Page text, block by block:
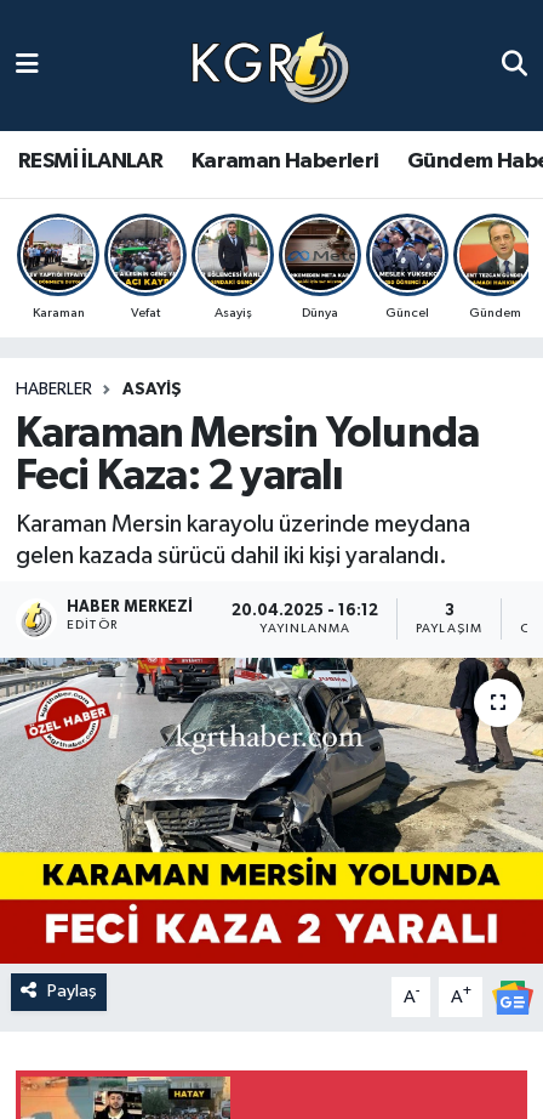
RESMİ İLANLAR Karaman Haberleri Gündem
Karaman Vefat Asayiş Dünya Güncel Gündem
HABERLER ASAYIŞ
Karaman Mersin Yolunda
Feci Kaza: 2 yaralı
Karaman Mersin karayolu üzerinde meydana
gelen kazada sürücü dahil iki kişi yaralandı.
HABER MERKEZI
EDITÖR
20.04.2025 - 16:12
YAYINLANMA
3
PAYLAŞIM
Paylaş A- A+
Gündem Haberleri
Güncel Haberler
Spor Haberleri
Ulusal Haberler
Vefat Edenler